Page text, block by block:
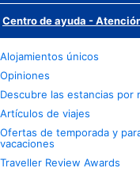
Centro de ayuda -
Alojamientos únicos
Opiniones
Descubre las estancias por
Artículos de viajes
Ofertas de temporada y
vacaciones
Traveller Review Awards